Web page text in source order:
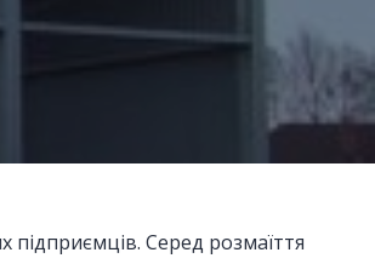
Серед розмаїття